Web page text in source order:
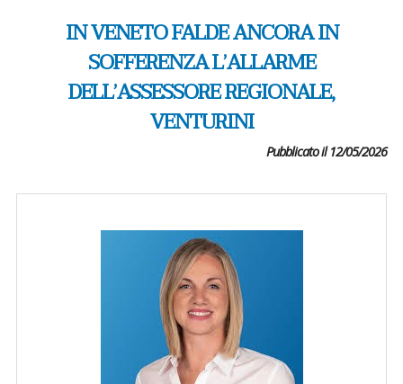
IN VENETO FALDE ANCORA IN
SOFFERENZA L’ALLARME
DELL’ASSESSORE REGIONALE,
VENTURINI
Pubblicato il 12/05/2026